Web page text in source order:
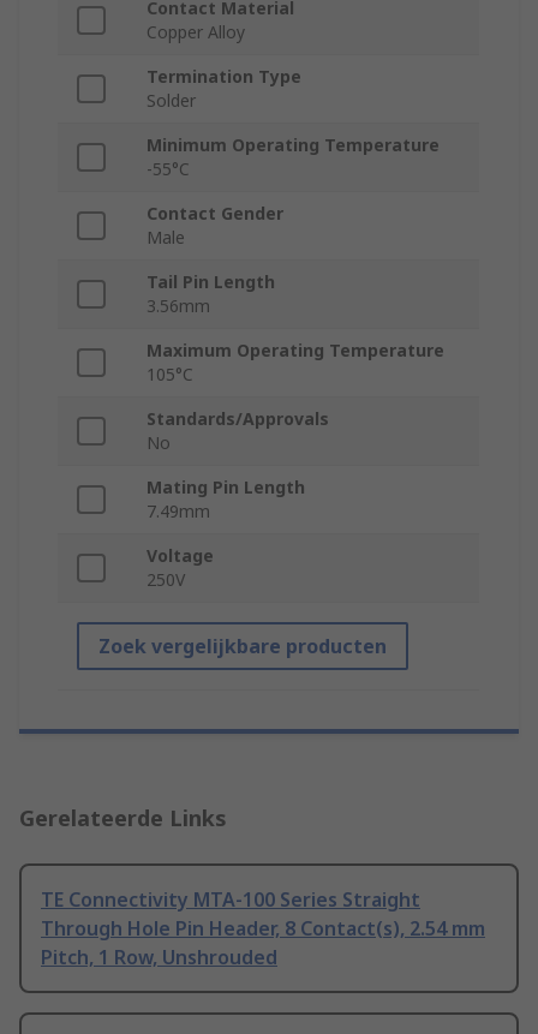
Contact Material
Copper Alloy
Termination Type
Solder
Minimum Operating Temperature
-55°C
Contact Gender
Male
Tail Pin Length
3.56mm
Maximum Operating Temperature
105°C
Standards/Approvals
No
Mating Pin Length
7.49mm
Voltage
250V
Zoek vergelijkbare producten
Gerelateerde Links
TE Connectivity MTA-100 Series Straight
Through Hole Pin Header, 8 Contact(s), 2.54 mm
Pitch, 1 Row, Unshrouded